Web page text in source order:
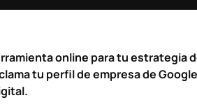
online para tu estrategia
tu perfil de empresa de